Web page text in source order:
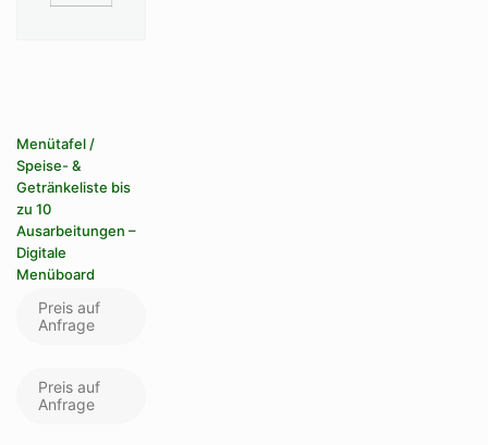
Menütafel /
Speise- &
Getränkeliste bis
zu 10
Ausarbeitungen –
Digitale
Menüboard
Preis auf
Anfrage
Preis auf
Anfrage